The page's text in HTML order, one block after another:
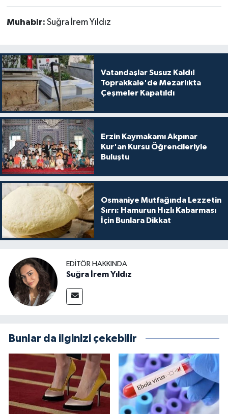
Muhabir: Suğra İrem Yıldız
Vatandaşlar Susuz Kaldı!
Toprakkale'de Mezarlıkta
Çeşmeler Kapatıldı
Erzin Kaymakamı Akpınar
Kur'an Kursu Öğrencileriyle
Buluştu
Osmaniye Mutfağında Lezzetin
Sırrı: Hamurun Hızlı Kabarması
İçin Bunlara Dikkat
EDITÖR HAKKINDA
Suğra İrem Yıldız
Bunlar da ilginizi çekebilir